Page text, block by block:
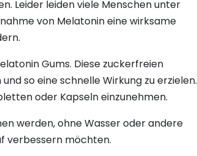
Leider leiden viele Menschen unter
von Melatonin eine wirksame
Gums. Diese zuckerfreien
so eine schnelle Wirkung zu erzielen.
oder Kapseln einzunehmen.
werden, ohne Wasser oder andere
verbessern möchten.